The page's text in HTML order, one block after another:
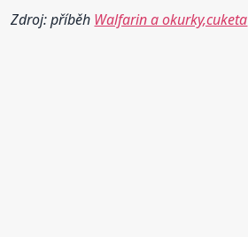
Zdroj: příběh Walfarin a okurky,cuketa